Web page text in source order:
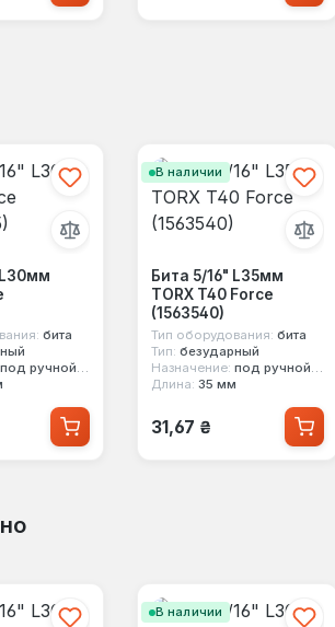
бита
под ручной инструмент
В наличии
Бита 5/16" L35мм
TORX T40 Force
(1563540)
Тип оборудования: бита
Тип: безударный
Назначение: под ручной инструмент
Длина: 35 мм
Обычная цена:
31,67 ₴
В наличии